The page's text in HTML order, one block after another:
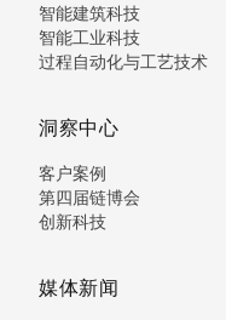
智能建筑科技
智能工业科技
过程自动化与工艺技术
洞察中心
客户案例
第四届链博会
创新科技
媒体新闻